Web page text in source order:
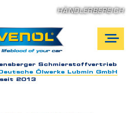
HÄNDLERBEREICH
Schmierstoffvertrieb
Ölwerke Lubmin GmbH
seit 2013